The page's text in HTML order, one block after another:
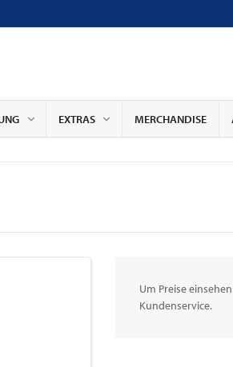
EXTRAS MERCHANDISE
Um Preise
Kundenservice.